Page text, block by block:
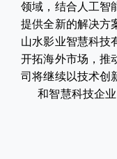
领域，结合人工智
提供全新的解决方
山水影业智慧科技
开拓海外市场，推
司将继续以技术创
和智慧科技企